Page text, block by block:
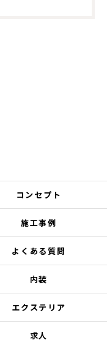
コンセプト
施工事例
よくある質問
内装
エクステリア
求人